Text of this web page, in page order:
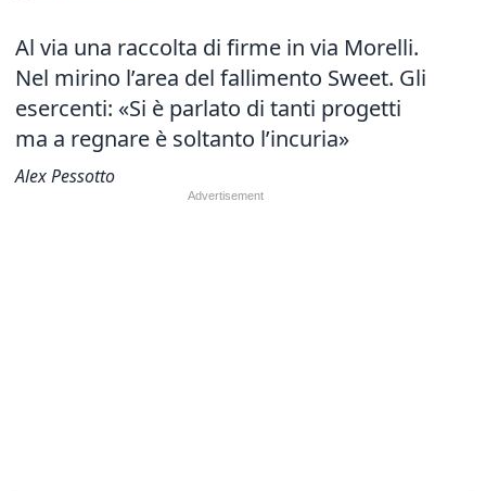
Al via una raccolta di firme in via Morelli.
Nel mirino l’area del fallimento Sweet. Gli
esercenti: «Si è parlato di tanti progetti
ma a regnare è soltanto l’incuria»
Alex Pessotto